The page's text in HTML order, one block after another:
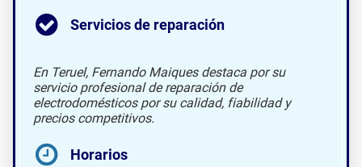
Servicios de reparación
En Teruel, Fernando Maiques destaca por su
servicio profesional de reparación de
electrodomésticos por su calidad, fiabilidad y
precios competitivos.
Horarios